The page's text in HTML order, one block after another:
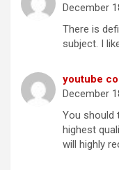
December
There is
subject. I
youtube
December
You should
highest
will highly